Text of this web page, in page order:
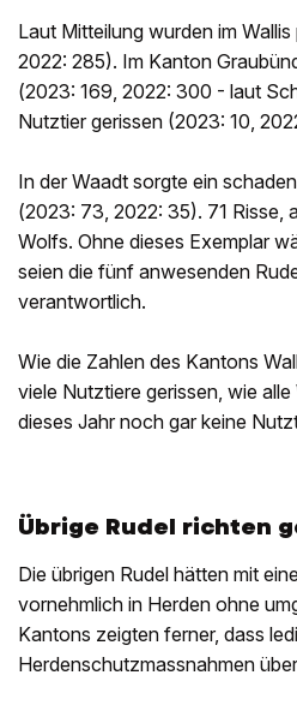
Laut Mitteilung wurden im
2022: 285). Im Kanton
(2023: 169, 2022: 300 - laut
Nutztier gerissen (2023: 10,
In der Waadt sorgte ein
(2023: 73, 2022: 35). 71 Risse,
Wolfs. Ohne dieses Exemplar
seien die fünf anwesenden
verantwortlich.
Wie die Zahlen des Kantons
viele Nutztiere gerissen, wie
dieses Jahr noch gar keine
Übrige Rudel richten
Die übrigen Rudel hätten mit
vornehmlich in Herden ohne
Kantons zeigten ferner, dass
Herdenschutzmassnahmen